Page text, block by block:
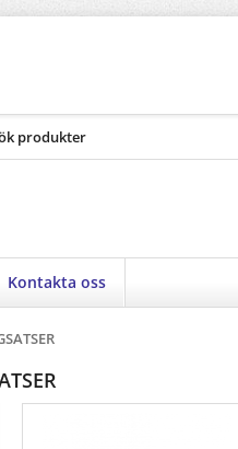
Kontakta oss